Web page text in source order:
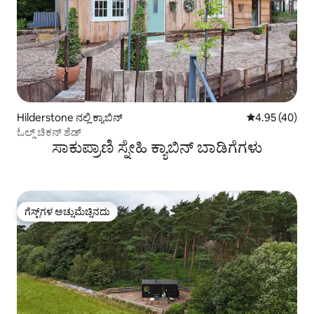
Hilderstone ನಲ್ಲಿ ಕ್ಯಾಬಿನ್ 5 ರಲ್ಲಿ 4.95
4.95 (40)
ಓಲ್ಡ್ ಚಿಕನ್ ಶೆಡ್
ಸಾಕುಪ್ರಾಣಿ ಸ್ನೇಹಿ ಕ್ಯಾಬಿನ್ ಬಾಡಿಗೆಗಳು
ಗೆಸ್ಟ್‌ಗಳ ಅಚ್ಚುಮೆಚ್ಚಿನದು
ಗೆಸ್ಟ್‌ಗಳ ಅಚ್ಚುಮೆಚ್ಚಿನದು